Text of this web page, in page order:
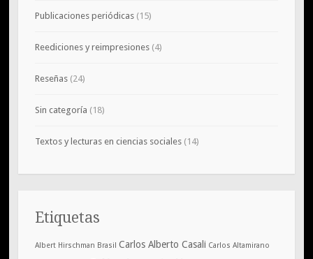
Publicaciones periódicas(15)
Reediciones y reimpresiones(4)
Reseñas(24)
Sin categoría (18)
Textos y lecturas en ciencias sociales(14)
Etiquetas
Albert Hirschman Brasil Carlos Alberto Casali Carlos Altamirano